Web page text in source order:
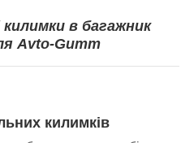
в багажник
Avto-Gumm
килимків